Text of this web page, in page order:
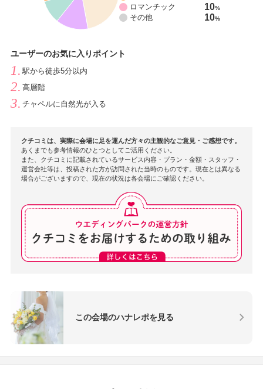
ロマンチック 10%
その他 10%
ユーザーのお気に入りポイント
駅から徒歩5分以内
高層階
チャペルに自然光が入る
クチコミは、実際に会場に足を運んだ方々の主観的なご意見・ご感想です。
あくまでも参考情報のひとつとしてご活用ください。
また、クチコミに記載されているサービス内容・プラン・金額・スタッフ・
運営会社等は、投稿された方が訪問された当時のものです。現在とは異なる
場合がございますので、現在の状況は各会場にご確認ください。
この会場のハナレポを見る